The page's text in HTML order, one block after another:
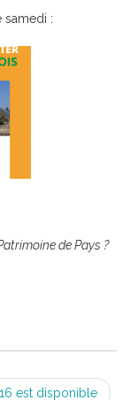
:
de Pays ?
est disponible